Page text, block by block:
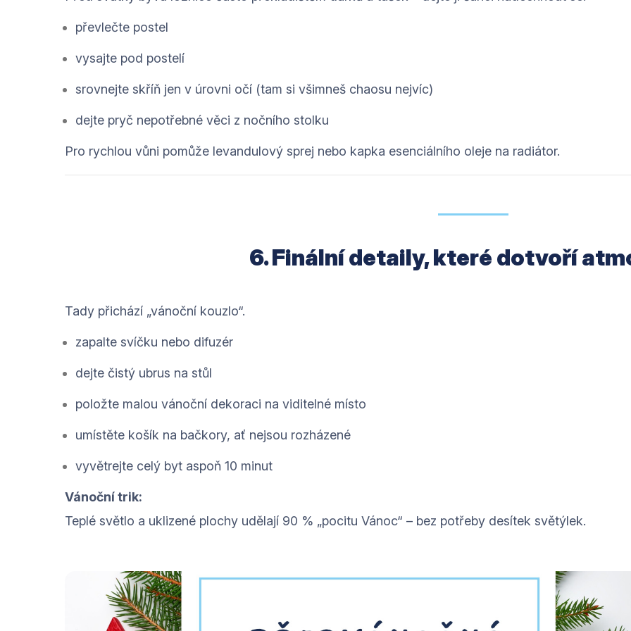
převlečte postel
vysajte pod postelí
srovnejte skříň jen v úrovni očí (tam si všimneš chaosu nejvíc)
dejte pryč nepotřebné věci z nočního stolku
Pro rychlou vůni pomůže levandulový sprej nebo kapka esenciálního oleje na radiátor.
6. Finální detaily, které dotvoří
Tady přichází „vánoční kouzlo“.
zapalte svíčku nebo difuzér
dejte čistý ubrus na stůl
položte malou vánoční dekoraci na viditelné místo
umístěte košík na bačkory, ať nejsou rozházené
vyvětrejte celý byt aspoň 10 minut
Vánoční trik:
Teplé světlo a uklizené plochy udělají 90 % „pocitu Vánoc“ – bez potřeby desítek světýlek.